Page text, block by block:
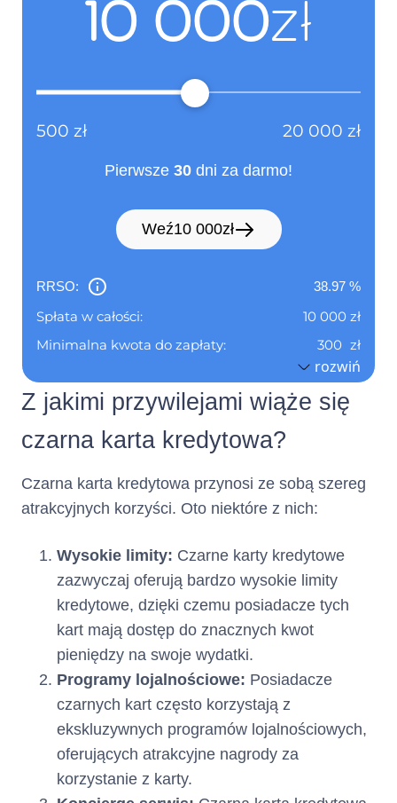
10 000zł
500 zł 20 000 zł
Pierwsze 30 dni za darmo!
Weź10 000zł
RRSO: 38.97 %
Spłata w całości: 10 000 zł
Minimalna kwota do zapłaty:
300 zł
07.09.2026
Tabela Opłat Formularz Informacyjny
rozwiń
(informacja ta ma charakter
Nie dotyczy
Adres poczty elektronicznej : Nie dotyczy
(informacja ta ma charakter
Adres strony internetowej :
(informacja ta ma charakter
Nie dotyczy
2. Opis głównych cech kredytu
Rodzaj kredytu : Karta Kredytowa(Kredyt
konsumencki w ramach limitu
Całkowita
kwota kredytu
Maksymalna kwota/suma (jeżeli
nie przewidziano maksymalnej
kwoty) wszystkich środków
pieniężnych, które zostaną
Panu/Pani udostępnione
10000 zł
Z jakimi przywilejami wiąże się
czarna karta kredytowa?
Czarna karta kredytowa przynosi ze sobą szereg
atrakcyjnych korzyści. Oto niektóre z nich:
Wysokie limity: Czarne karty kredytowe
zazwyczaj oferują bardzo wysokie limity
kredytowe, dzięki czemu posiadacze tych
kart mają dostęp do znacznych kwot
pieniędzy na swoje wydatki.
Programy lojalnościowe: Posiadacze
czarnych kart często korzystają z
ekskluzywnych programów lojalnościowych,
oferujących atrakcyjne nagrody za
korzystanie z karty.